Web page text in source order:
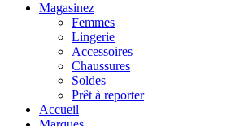
Magasinez
Femmes
Lingerie
Accessoires
Chaussures
Soldes
Prêt à reporter
Accueil